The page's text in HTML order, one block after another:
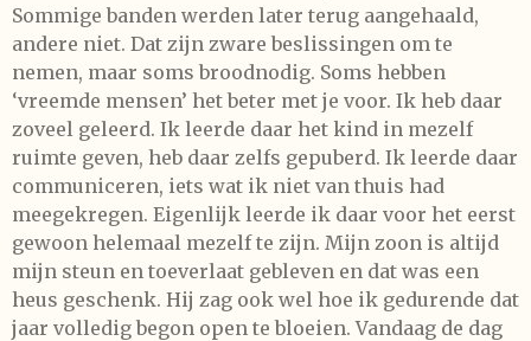
Sommige banden werden later terug aangehaald,
andere niet. Dat zijn zware beslissingen om te
nemen, maar soms broodnodig. Soms hebben
‘vreemde mensen’ het beter met je voor. Ik heb daar
zoveel geleerd. Ik leerde daar het kind in mezelf
ruimte geven, heb daar zelfs gepuberd. Ik leerde daar
communiceren, iets wat ik niet van thuis had
meegekregen. Eigenlijk leerde ik daar voor het eerst
gewoon helemaal mezelf te zijn. Mijn zoon is altijd
mijn steun en toeverlaat gebleven en dat was een
heus geschenk. Hij zag ook wel hoe ik gedurende dat
jaar volledig begon open te bloeien. Vandaag de dag